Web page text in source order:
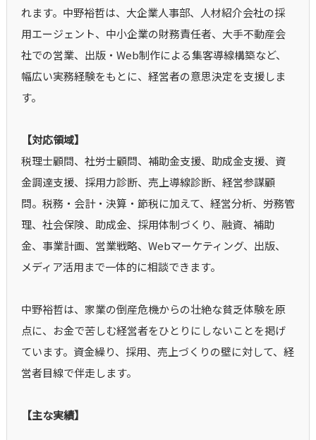
れます。中野裕哲は、大企業人事部、人材紹介会社の採
用エージェント、中小企業の財務責任者、大手不動産会
社での営業、出版・Web制作による集客導線構築など、
幅広い実務経験をもとに、経営者の意思決定を支援しま
す。
【対応領域】
税理士顧問、社労士顧問、補助金支援、助成金支援、資
金調達支援、採用力診断、売上導線診断、経営参謀顧
問。税務・会計・決算・節税に加えて、経営分析、労務管
理、社会保険、助成金、採用体制づくり、融資、補助
金、事業計画、営業戦略、Webマーケティング、出版、
メディア活用まで一体的に相談できます。
中野裕哲は、家業の倒産危機からの壮絶な貧乏体験を原
点に、お金で苦しむ経営者をひとりにしないことを掲げ
ています。資金繰り、採用、売上づくりの壁に対して、経
営者目線で伴走します。
【主な実績】